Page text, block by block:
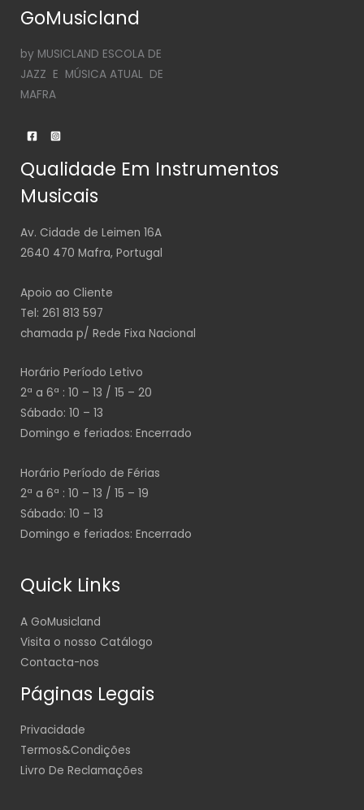
GoMusicland
by MUSICLAND ESCOLA DE
JAZZ E MÚSICA ATUAL DE
MAFRA
Qualidade Em Instrumentos
Musicais
Av. Cidade de Leimen 16A
2640 470 Mafra, Portugal
Apoio ao Cliente
Tel: 261 813 597
chamada p/ Rede Fixa Nacional
Horário Período Letivo
2ª a 6ª : 10 – 13 / 15 – 20
Sábado: 10 – 13
Domingo e feriados: Encerrado
Horário Período de Férias
2ª a 6ª : 10 – 13 / 15 – 19
Sábado: 10 – 13
Domingo e feriados: Encerrado
Quick Links
A GoMusicland
Visita o nosso Catálogo
Contacta-nos
Páginas Legais
Privacidade
Termos&Condições
Livro De Reclamações